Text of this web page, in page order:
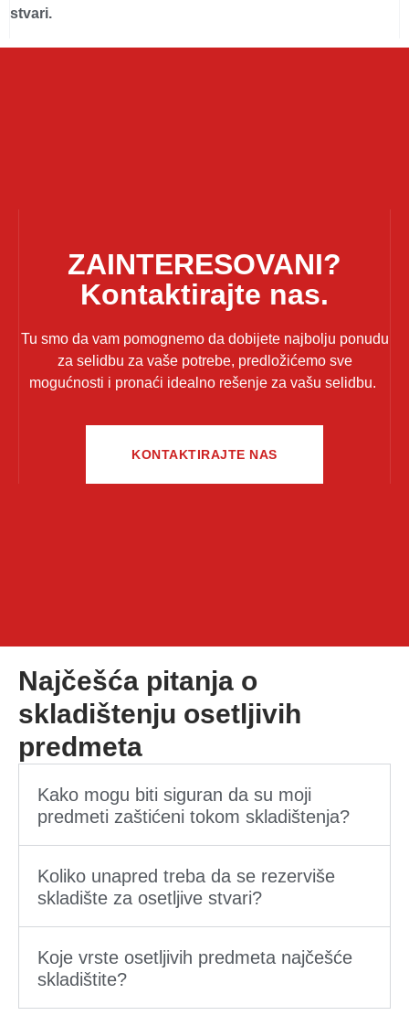
stvari.
ZAINTERESOVANI?
Kontaktirajte nas.
Tu smo da vam pomognemo da dobijete najbolju ponudu
za selidbu za vaše potrebe, predložićemo sve
mogućnosti i pronaći idealno rešenje za vašu selidbu.
KONTAKTIRAJTE NAS
Najčešća pitanja o
skladištenju osetljivih
predmeta
Kako mogu biti siguran da su moji
predmeti zaštićeni tokom skladištenja?
Koliko unapred treba da se rezerviše
skladište za osetljive stvari?
Koje vrste osetljivih predmeta najčešće
skladištite?